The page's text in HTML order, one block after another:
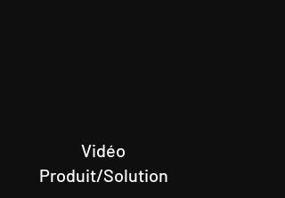
Vidéo
Produit/Solution